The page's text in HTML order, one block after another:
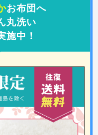
お布団へ
丸洗い
施中！